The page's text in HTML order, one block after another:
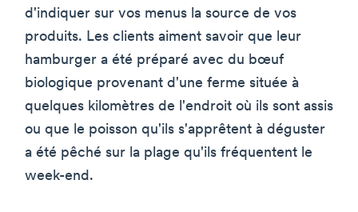
d'indiquer sur vos menus la source de vos
produits. Les clients aiment savoir que leur
hamburger a été préparé avec du bœuf
biologique provenant d'une ferme située à
quelques kilomètres de l'endroit où ils sont assis
ou que le poisson qu'ils s'apprêtent à déguster
a été pêché sur la plage qu'ils fréquentent le
week-end.